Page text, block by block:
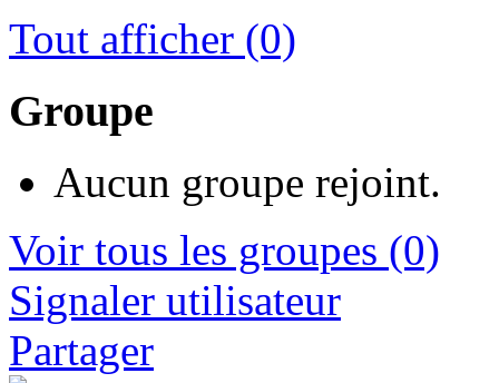
Tout afficher (0)
Groupe
Aucun groupe rejoint.
Voir tous les groupes (0)
Signaler utilisateur
Partager